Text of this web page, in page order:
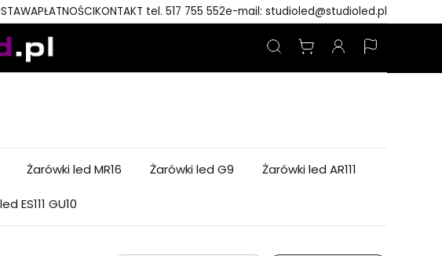
PŁATNOŚCIKONTAKT tel. 517 755 552e-mail: studioled@studioled.pl
Żarówki led MR16 Żarówki led G9 Żarówki led AR111
ES111 GU10